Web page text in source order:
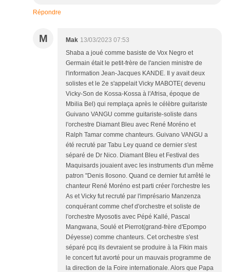
Répondre
M Mak 13/03/2023 07:53
Shaba a joué comme basiste de Vox Negro et
Germain était le petit-frère de l'ancien ministre de
l'information Jean-Jacques KANDE. Il y avait deux
solistes et le 2e s'appelait Vicky MABOTE( devenu
Vicky-Son de Kossa-Kossa à l'Afrisa, époque de
Mbilia Bel) qui remplaça après le célèbre guitariste
Guivano VANGU comme guitariste-soliste dans
l'orchestre Diamant Bleu avec René Moréno et
Ralph Tamar comme chanteurs. Guivano VANGU a
été recruté par Tabu Ley quand ce dernier s'est
séparé de Dr Nico. Diamant Bleu et Festival des
Maquisards jouaient avec les instruments d'un même
patron "Denis Ilosono. Quand ce dernier fut arrêté le
chanteur René Moréno est parti créer l'orchestre les
As et Vicky fut recruté par l'imprésario Manzenza
conquérant comme chef d'orchestre et soliste de
l'orchestre Myosotis avec Pépé Kallé, Pascal
Mangwana, Soulé et Pierrot(grand-frère d'Epompo
Déyesse) comme chanteurs. Cet orchestre s'est
séparé pcq ils devraient se produire à la Fikin mais
le concert fut avorté pour un mauvais programme de
la direction de la Foire internationale. Alors que Papa